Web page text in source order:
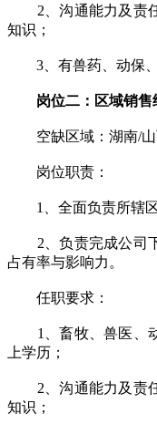
2、沟通能力及责任
知识；
3、有兽药、动保、
岗位二：区域销售
空缺区域：湖南/山
岗位职责：
1、全面负责所辖区
2、负责完成公司下
占有率与影响力。
任职要求：
1、畜牧、兽医、动
上学历；
2、沟通能力及责任
知识；